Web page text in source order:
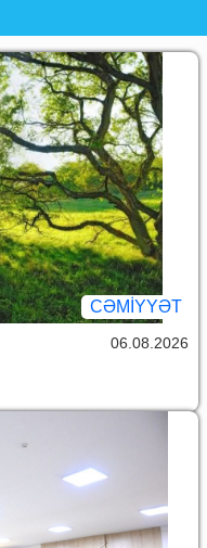
CƏMİYYƏT
06.08.2026